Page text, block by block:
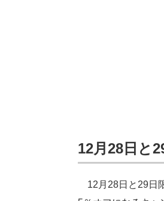
12月28日と
12月28日と29日